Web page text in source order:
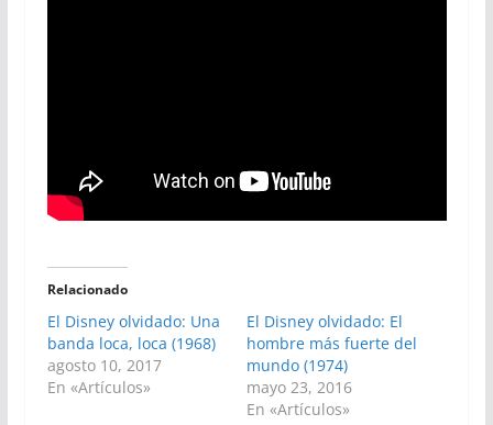
Relacionado
El Disney olvidado: Una
banda loca, loca (1968)
agosto 10, 2017
En «Artículos»
El Disney olvidado: El
hombre más fuerte del
mundo (1974)
mayo 23, 2016
En «Artículos»